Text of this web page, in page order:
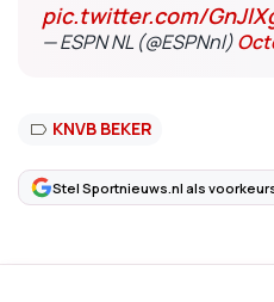
pic.twitter.com/
— ESPN NL (@ESPNnl)
KNVB BEKER
Stel Sportnieuws.nl als